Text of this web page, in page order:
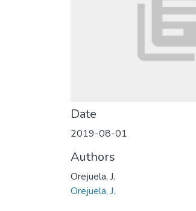
Date
2019-08-01
Authors
Orejuela, J.
Orejuela, J.